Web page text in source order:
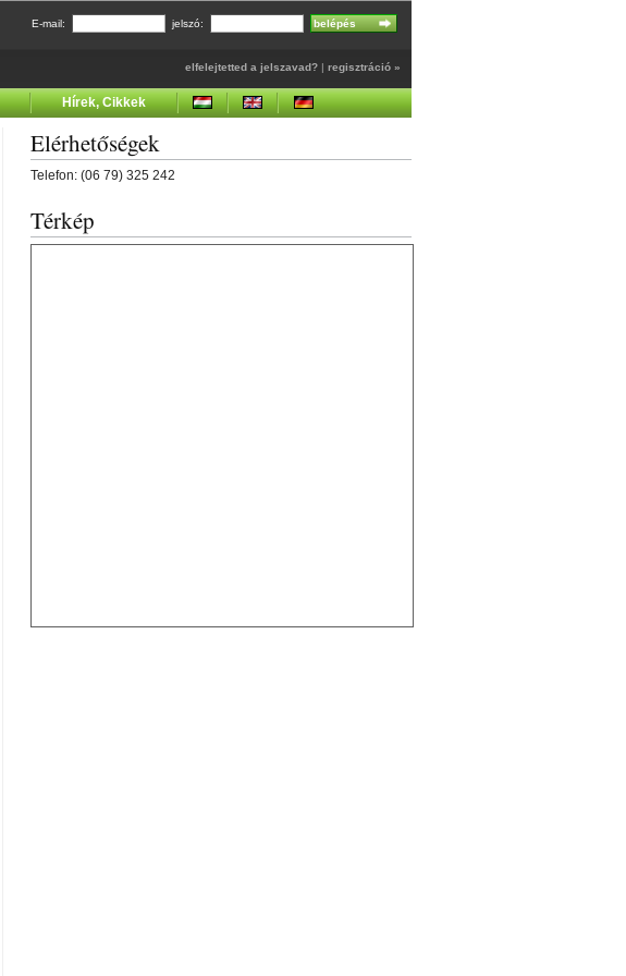
E-mail: jelszó:
elfelejtetted a jelszavad? | regisztráció »
Hírek, Cikkek
Elérhetőségek
Telefon: (06 79) 325 242
Térkép